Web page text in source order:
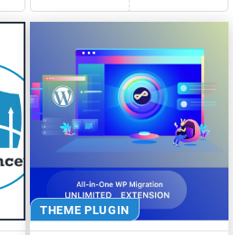
THEME PLUGIN